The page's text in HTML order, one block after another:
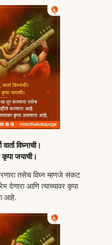
विघ्नाची।
कृपा जयाची।
तसेच विघ्न म्हणजे संकट
देणारा आणि त्याच्यावर कृपा
आहे.